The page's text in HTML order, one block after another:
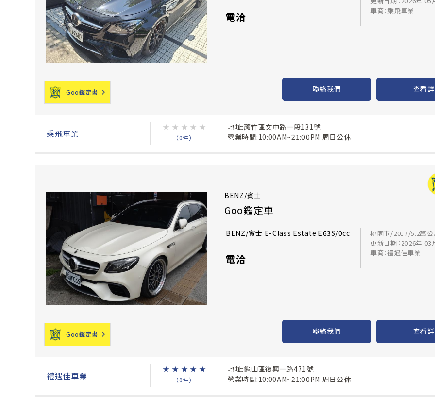
電洽
車商：乘飛車業
Goo鑑定書 聯絡我們 查看
乘飛車業
★ ★ ★ ★ ★
（0件）
地址:蘆竹區文中路一段131號
營業時間:10:00AM~21:00PM 周日公休
BENZ/賓士
Goo鑑定車
BENZ/賓士 E-Class Estate E63S/0cc
電洽
桃園市/2017/5.2萬公
更新日期：2026年 03
車商：禮遇佳車業
Goo鑑定書 聯絡我們 查看
禮遇佳車業
★ ★ ★ ★ ★
（0件）
地址:龜山區復興一路471號
營業時間:10:00AM~21:00PM 周日公休